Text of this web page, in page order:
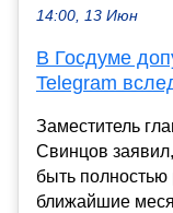
14:00, 13 Июн
В Госдуме
Telegram
Заместитель
Свинцов
быть полностью
ближайшие